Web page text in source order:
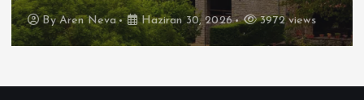
ByAren Neva Haziran 30, 2026 3972 views